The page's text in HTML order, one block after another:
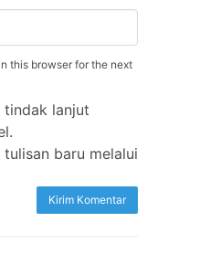
this browser for the next
tindak lanjut
baru melalui